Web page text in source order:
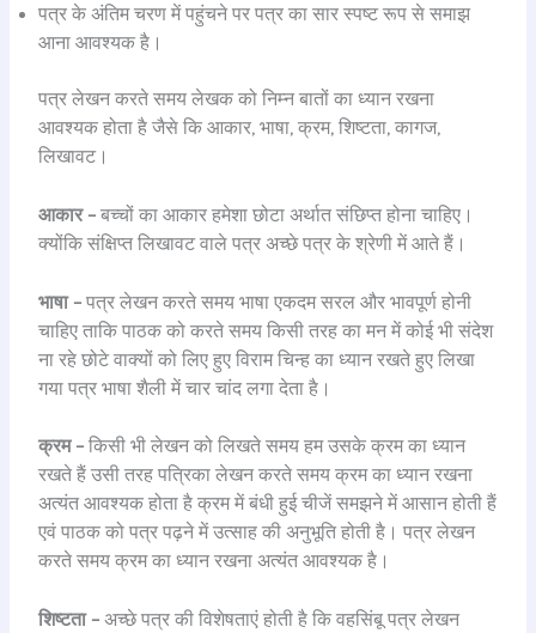
पत्र के अंतिम चरण में पहुंचने पर पत्र का सार स्पष्ट रूप से समाझ
आना आवश्यक है।
पत्र लेखन करते समय लेखक को निम्न बातों का ध्यान रखना
आवश्यक होता है जैसे कि आकार, भाषा, क्रम, शिष्टता, कागज,
लिखावट।
आकार – बच्चों का आकार हमेशा छोटा अर्थात संछिप्त होना चाहिए।
क्योंकि संक्षिप्त लिखावट वाले पत्र अच्छे पत्र के श्रेणी में आते हैं।
भाषा – पत्र लेखन करते समय भाषा एकदम सरल और भावपूर्ण होनी
चाहिए ताकि पाठक को करते समय किसी तरह का मन में कोई भी संदेश
ना रहे छोटे वाक्यों को लिए हुए विराम चिन्ह का ध्यान रखते हुए लिखा
गया पत्र भाषा शैली में चार चांद लगा देता है।
क्रम – किसी भी लेखन को लिखते समय हम उसके क्रम का ध्यान
रखते हैं उसी तरह पत्रिका लेखन करते समय क्रम का ध्यान रखना
अत्यंत आवश्यक होता है क्रम में बंधी हुई चीजें समझने में आसान होती हैं
एवं पाठक को पत्र पढ़ने में उत्साह की अनुभूति होती है। पत्र लेखन
करते समय क्रम का ध्यान रखना अत्यंत आवश्यक है।
शिष्टता – अच्छे पत्र की विशेषताएं होती है कि वहसिंबू पत्र लेखन